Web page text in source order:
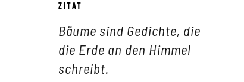
ZITAT
Bäume sind Gedichte, die
die Erde an den Himmel
schreibt.